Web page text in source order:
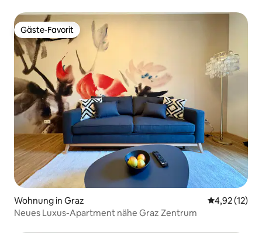
Gäste-Favorit
Gäste-Favorit
Wohnung in Graz
4,92 (12)
Neues Luxus-Apartment nähe Graz Zentrum